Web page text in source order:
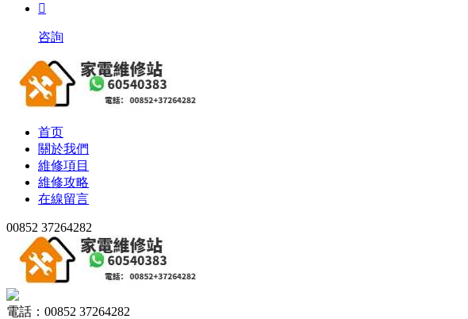

咨詢
首页
關於我們
維修項目
維修攻略
在線留言
00852 37264282
電話：00852 37264282